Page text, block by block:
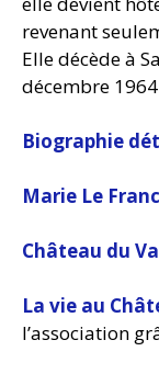
revenant
Elle décède à
décembre
Biographie
Marie Le
Château du
La vie au
l’association